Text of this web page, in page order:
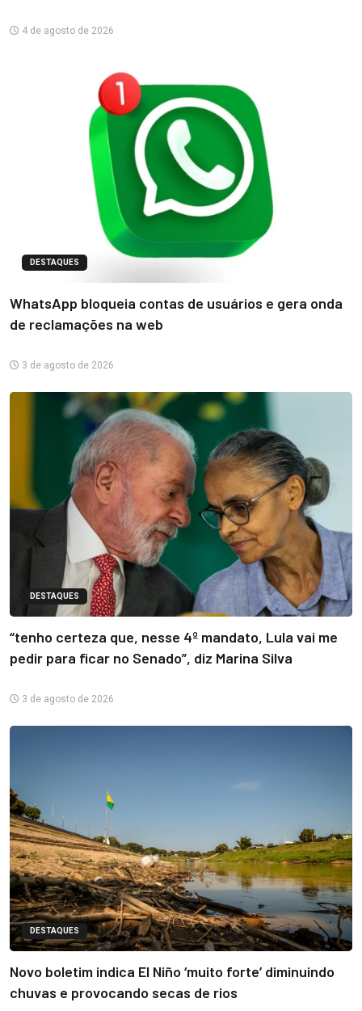
4 de agosto de 2026
DESTAQUES
WhatsApp bloqueia contas de usuários e gera onda
de reclamações na web
3 de agosto de 2026
DESTAQUES
“tenho certeza que, nesse 4º mandato, Lula vai me
pedir para ficar no Senado”, diz Marina Silva
3 de agosto de 2026
DESTAQUES
Novo boletim indica El Niño ‘muito forte’ diminuindo
chuvas e provocando secas de rios